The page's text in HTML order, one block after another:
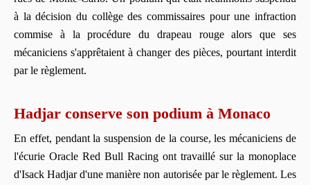
à la décision du collège des commissaires pour une infraction
commise à la procédure du drapeau rouge alors que ses
mécaniciens s'apprêtaient à changer des pièces, pourtant interdit
par le règlement.
Hadjar conserve son podium à Monaco
En effet, pendant la suspension de la course, les mécaniciens de
l'écurie Oracle Red Bull Racing ont travaillé sur la monoplace
d'Isack Hadjar d'une manière non autorisée par le règlement. Les